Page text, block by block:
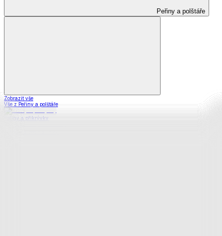
Peřiny a polštáře
Zobrazit vše
Vše z Peřiny a polštáře
Peřiny a přikrývky